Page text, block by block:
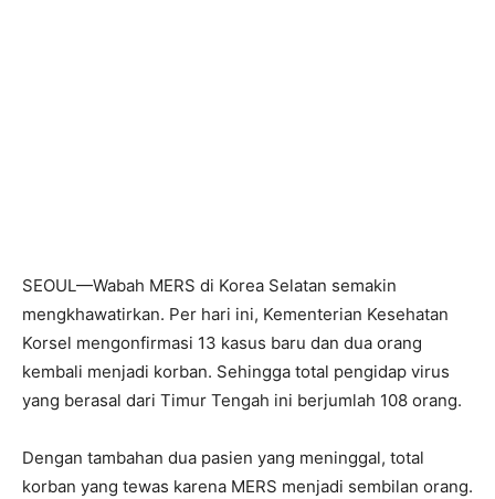
SEOUL—Wabah MERS di Korea Selatan semakin
mengkhawatirkan. Per hari ini, Kementerian Kesehatan
Korsel mengonfirmasi 13 kasus baru dan dua orang
kembali menjadi korban. Sehingga total pengidap virus
yang berasal dari Timur Tengah ini berjumlah 108 orang.
Dengan tambahan dua pasien yang meninggal, total
korban yang tewas karena MERS menjadi sembilan orang.